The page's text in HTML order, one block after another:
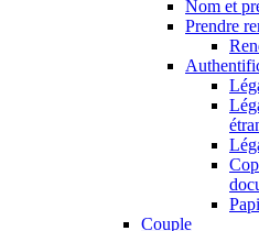
Nom et
Prendre
Couple